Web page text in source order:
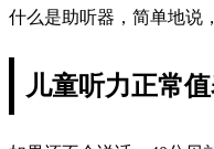
什么是助听器，简单地说
儿童听力正常